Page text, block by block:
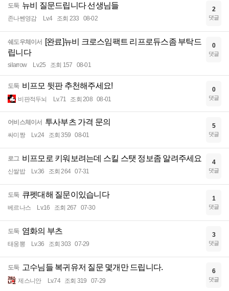
도둑 뉴비 질문드립니다 선생님들
존나쎈영감 Lv.4 조회 233 08-02
2
댓글
쉐도우체이서 [완료]뉴비 크로스임팩트 리프로듀스좀 부탁드
립니다
silarrow Lv.25 조회 157 08-01
0
댓글
도둑 비프모 뒷판 추천해주세요!
비판적두뇌 Lv.71 조회 208 08-01
0
댓글
어비스체이서 투사부츠 가격 문의
싸미짱 Lv.24 조회 359 08-01
5
댓글
로그 비프모로 키워보려는데 스킬 스탯 정보좀 알려주세요
신쌀밥 Lv.36 조회 264 07-31
4
댓글
도둑 큐펫대해 질문이있습니다
베르나스 Lv.16 조회 267 07-30
1
댓글
도둑 염화의 부츠
태웅뽕 Lv.36 조회 303 07-29
3
댓글
도둑 고수님들 복귀유저 질문 몇개만 드립니다.
제스니안 Lv.74 조회 319 07-29
6
댓글